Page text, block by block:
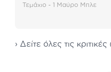
Τεμάχιο - 1 Μαύρο Μπλε
› Δείτε όλες τις